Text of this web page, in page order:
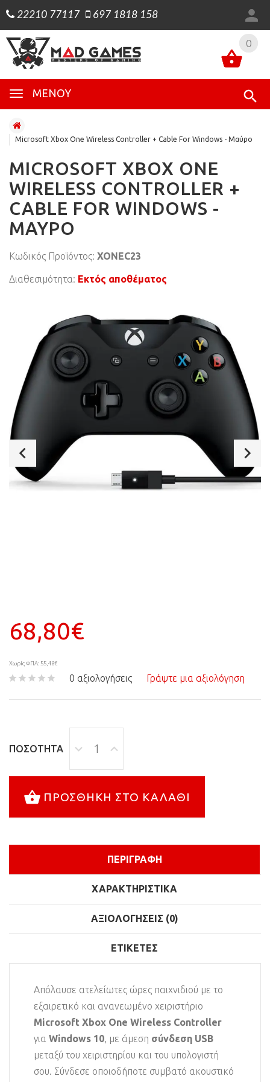
22210 77117 697 1818 158
0
ΜΕΝΟΎ
0
Microsoft Xbox One Wireless Controller + Cable For Windows - Μαύρο
MICROSOFT XBOX ONE
WIRELESS CONTROLLER +
CABLE FOR WINDOWS -
ΜΑΎΡΟ
Κωδικός Προϊόντος: XONEC23
Διαθεσιμότητα: Εκτός αποθέματος
68,80€
Χωρίς ΦΠΑ: 55,48€
0 αξιολογήσεις Γράψτε μια αξιολόγηση
ΠΟΣΌΤΗΤΑ
ΠΡΟΣΘΉΚΗ ΣΤΟ ΚΑΛΆΘΙ
ΠΕΡΙΓΡΑΦΉ
ΧΑΡΑΚΤΗΡΙΣΤΙΚΆ
ΑΞΙΟΛΟΓΉΣΕΙΣ (0)
ΕΤΙΚΈΤΕΣ
Απόλαυσε ατελείωτες ώρες παιχνιδιού με το
εξαιρετικό και ανανεωμένο χειριστήριο
Microsoft Xbox One Wireless Controller
για Windows 10, με άμεση σύνδεση USB
μεταξύ του χειριστηρίου και του υπολογιστή
σου. Σύνδεσε οποιοδήποτε συμβατό ακουστικό